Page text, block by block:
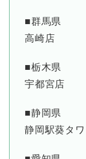
■群馬県
高崎店
■栃木県
宇都宮店
■静岡県
静岡駅葵タ